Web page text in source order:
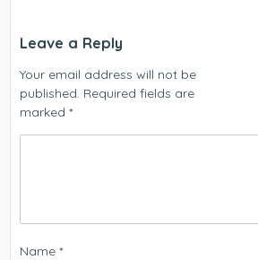
Leave a Reply
Your email address will not be
published. Required fields are
marked*
Name*